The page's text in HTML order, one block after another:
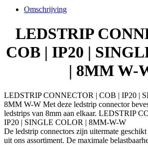
COLOR
8MM
W
aantal
Omschrijving
LEDSTRIP
COB | IP20 |
| 8MM W-
LEDSTRIP CONNECTOR | COB | IP20 |
8MM W-W Met deze ledstrip connector
ledstrips van 8mm aan elkaar. LEDSTRIP
IP20 | SINGLE COLOR | 8MM-W-W
De ledstrip connectors zijn uitermate
uit ons assortiment. De maximale